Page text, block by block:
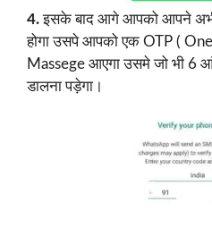
4.इसके बाद आगे आपको आपने
होगा उसपे आपको एक OTP (
Massege आएगा उसमे जो भी
डालना पड़ेगा।